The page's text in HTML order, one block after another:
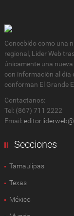
Concebido como una
regional, Lider Web
únicamente una
con información al día
conforman El Grande
Contactanos:
Tel: (867) 711 2222
Email:
Secciones
Tamaulipas
Texas
México